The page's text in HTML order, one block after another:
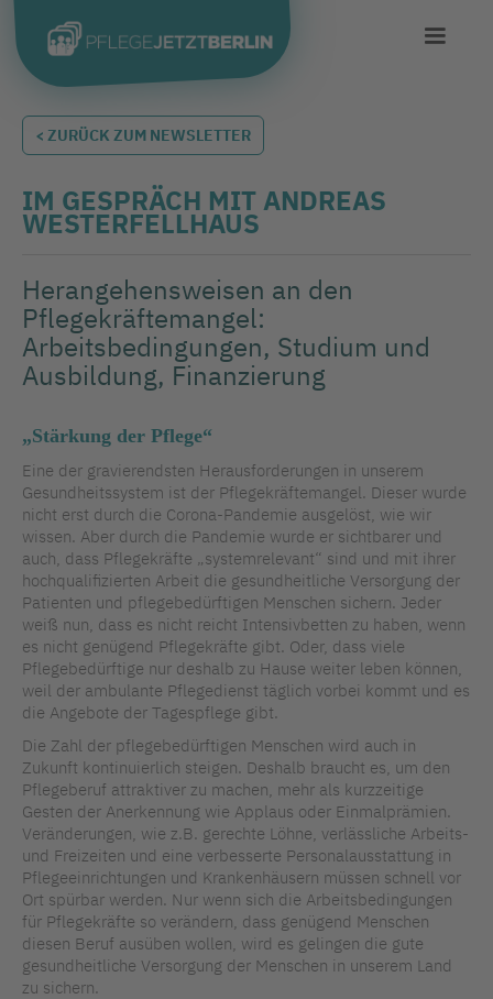
< ZURÜCK ZUM NEWSLETTER
IM GESPRÄCH MIT ANDREAS
WESTERFELLHAUS
Herangehensweisen an den
Pflegekräftemangel:
Arbeitsbedingungen, Studium und
Ausbildung, Finanzierung
„Stärkung der Pflege“
Eine der gravierendsten Herausforderungen in unserem
Gesundheitssystem ist der Pflegekräftemangel. Dieser wurde
nicht erst durch die Corona-Pandemie ausgelöst, wie wir
wissen. Aber durch die Pandemie wurde er sichtbarer und
auch, dass Pflegekräfte „systemrelevant“ sind und mit ihrer
hochqualifizierten Arbeit die gesundheitliche Versorgung der
Patienten und pflegebedürftigen Menschen sichern. Jeder
weiß nun, dass es nicht reicht Intensivbetten zu haben, wenn
es nicht genügend Pflegekräfte gibt. Oder, dass viele
Pflegebedürftige nur deshalb zu Hause weiter leben können,
weil der ambulante Pflegedienst täglich vorbei kommt und es
die Angebote der Tagespflege gibt.
Die Zahl der pflegebedürftigen Menschen wird auch in
Zukunft kontinuierlich steigen. Deshalb braucht es, um den
Pflegeberuf attraktiver zu machen, mehr als kurzzeitige
Gesten der Anerkennung wie Applaus oder Einmalprämien.
Veränderungen, wie z.B. gerechte Löhne, verlässliche Arbeits-
und Freizeiten und eine verbesserte Personalausstattung in
Pflegeeinrichtungen und Krankenhäusern müssen schnell vor
Ort spürbar werden. Nur wenn sich die Arbeitsbedingungen
für Pflegekräfte so verändern, dass genügend Menschen
diesen Beruf ausüben wollen, wird es gelingen die gute
gesundheitliche Versorgung der Menschen in unserem Land
zu sichern.